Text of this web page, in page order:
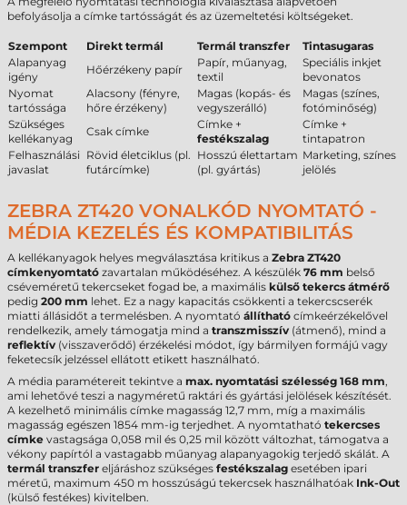
befolyásolja a címke tartósságát és az üzemeltetési költségeket.
Szempont Direkt termál Termál transzfer
Tintasugaras
Alapanyag
igény
Hőérzékeny papír
Papír, műanyag,
textil
Speciális inkjet
bevonatos
Nyomat
tartóssága
Alacsony (fényre,
hőre érzékeny)
Magas (kopás- és
vegyszerálló)
Magas (színes,
fotóminőség)
Szükséges
kellékanyag
Csak címke
Címke +
festékszalag
Címke +
tintapatron
Felhasználási
javaslat
Rövid életciklus (pl.
futárcímke)
Hosszú élettartam
(pl. gyártás)
Marketing, színes
jelölés
ZEBRA ZT420 VONALKÓD NYOMTATÓ -
MÉDIA KEZELÉS ÉS KOMPATIBILITÁS
A kellékanyagok helyes megválasztása kritikus a Zebra ZT420
címkenyomtató zavartalan működéséhez. A készülék 76 mm belső
cséveméretű tekercseket fogad be, a maximális külső tekercs átmérő
pedig 200 mm lehet. Ez a nagy kapacitás csökkenti a tekercscserék
miatti állásidőt a termelésben. A nyomtató állítható címkeérzékelővel
rendelkezik, amely támogatja mind a transzmisszív (átmenő), mind a
reflektív (visszaverődő) érzékelési módot, így bármilyen formájú vagy
feketecsík jelzéssel ellátott etikett használható.
A média paramétereit tekintve a max. nyomtatási szélesség 168 mm,
ami lehetővé teszi a nagyméretű raktári és gyártási jelölések készítését.
A kezelhető minimális címke magasság 12,7 mm, míg a maximális
magasság egészen 1854 mm-ig terjedhet. A nyomtatható tekercses
címke vastagsága 0,058 mil és 0,25 mil között változhat, támogatva a
vékony papírtól a vastagabb műanyag alapanyagokig terjedő skálát. A
termál transzfer eljáráshoz szükséges festékszalag esetében ipari
méretű, maximum 450 m hosszúságú tekercsek használhatóak Ink-Out
(külső festékes) kivitelben.